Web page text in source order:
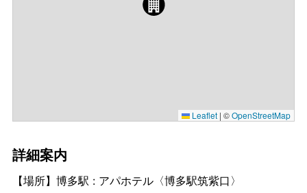
Leaflet | ©OpenStreetMap
詳細案内
【場所】博多駅 : アパホテル〈博多駅筑紫口〉